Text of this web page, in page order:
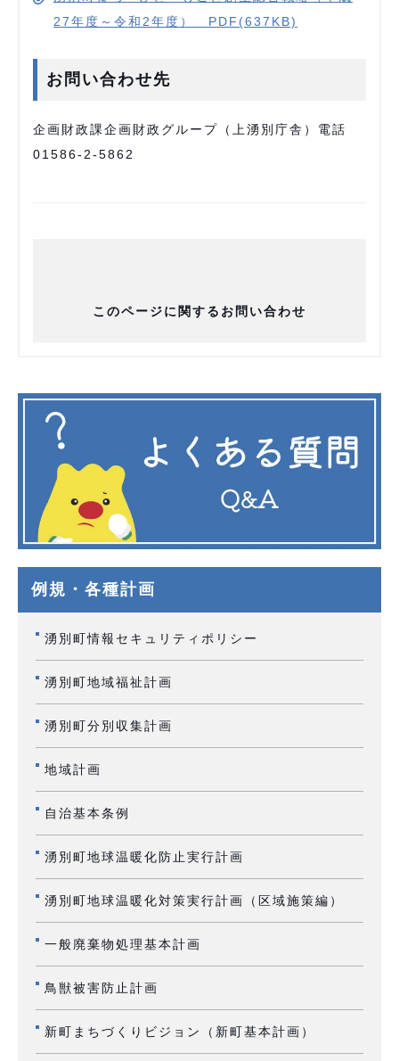
27年度～令和2年度） PDF(637KB)
お問い合わせ先
企画財政課企画財政グループ（上湧別庁舎）電話
01586-2-5862
このページに関するお問い合わせ
例規・各種計画
湧別町情報セキュリティポリシー
湧別町地域福祉計画
湧別町分別収集計画
地域計画
自治基本条例
湧別町地球温暖化防止実行計画
湧別町地球温暖化対策実行計画（区域施策編）
一般廃棄物処理基本計画
鳥獣被害防止計画
新町まちづくりビジョン（新町基本計画）